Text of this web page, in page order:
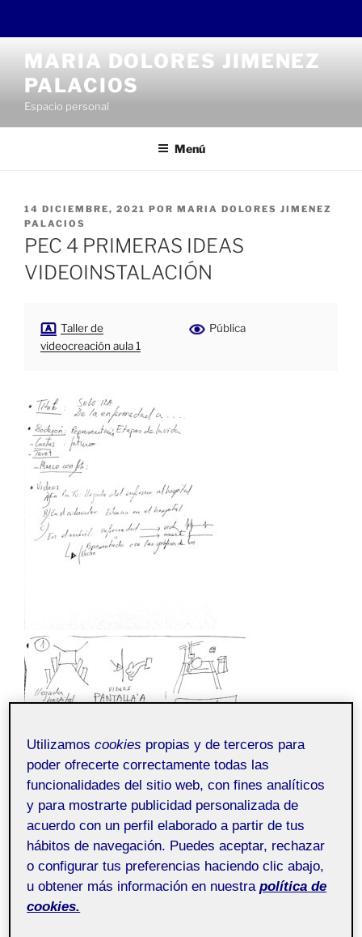
contenido
MARIA DOLORES JIMENEZ
PALACIOS
Espacio personal
Menú
PUBLICADO
EL
14 DICIEMBRE, 2021 POR MARIA DOLORES JIMENEZ
PALACIOS
PEC 4 PRIMERAS IDEAS
VIDEOINSTALACIÓN
Taller de
videocreación aula 1
Pública
Utilizamoscookies propias y de terceros para
poder ofrecerte correctamente todas las
funcionalidades del sitio web, con fines analíticos
y para mostrarte publicidad personalizada de
acuerdo con un perfil elaborado a partir de tus
hábitos de navegación. Puedes aceptar, rechazar
o configurar tus preferencias haciendo clic abajo,
u obtener más información en nuestra política de
cookies.